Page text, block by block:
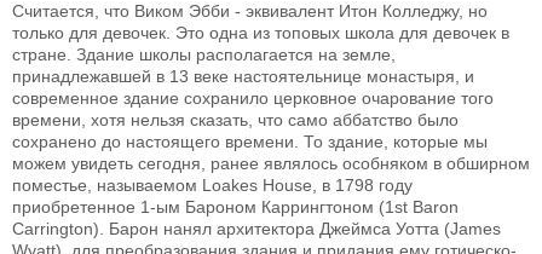
Считается, что Виком Эбби - эквивалент Итон Колледжу, но
только для девочек. Это одна из топовых школа для девочек в
стране. Здание школы располагается на земле,
принадлежавшей в 13 веке настоятельнице монастыря, и
современное здание сохранило церковное очарование того
времени, хотя нельзя сказать, что само аббатство было
сохранено до настоящего времени. То здание, которые мы
можем увидеть сегодня, ранее являлось особняком в обширном
поместье, называемом Loakes House, в 1798 году
приобретенное 1-ым Бароном Каррингтоном (1st Baron
Carrington). Барон нанял архитектора Джеймса Уотта (James